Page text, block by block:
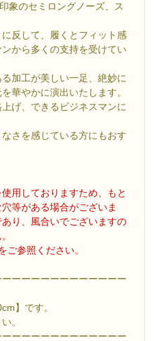
象のセミロングノーズ、ス
反して、履くとフィット感
から多くの支持を受けてい
加工が美しい一足、絶妙に
華やかに演出いたします。
げ、できるビジネスマンに
さを感じている方にもおす
用しておりますため、もと
等がある場合がございま
り、風合いでございますの
参照ください。
ーーーーーーーーーーーー
】です。
。
ーーーーーーーーーーーー